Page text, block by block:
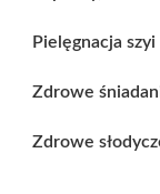
Pielęgnacja
Zdrowe
Zdrowe